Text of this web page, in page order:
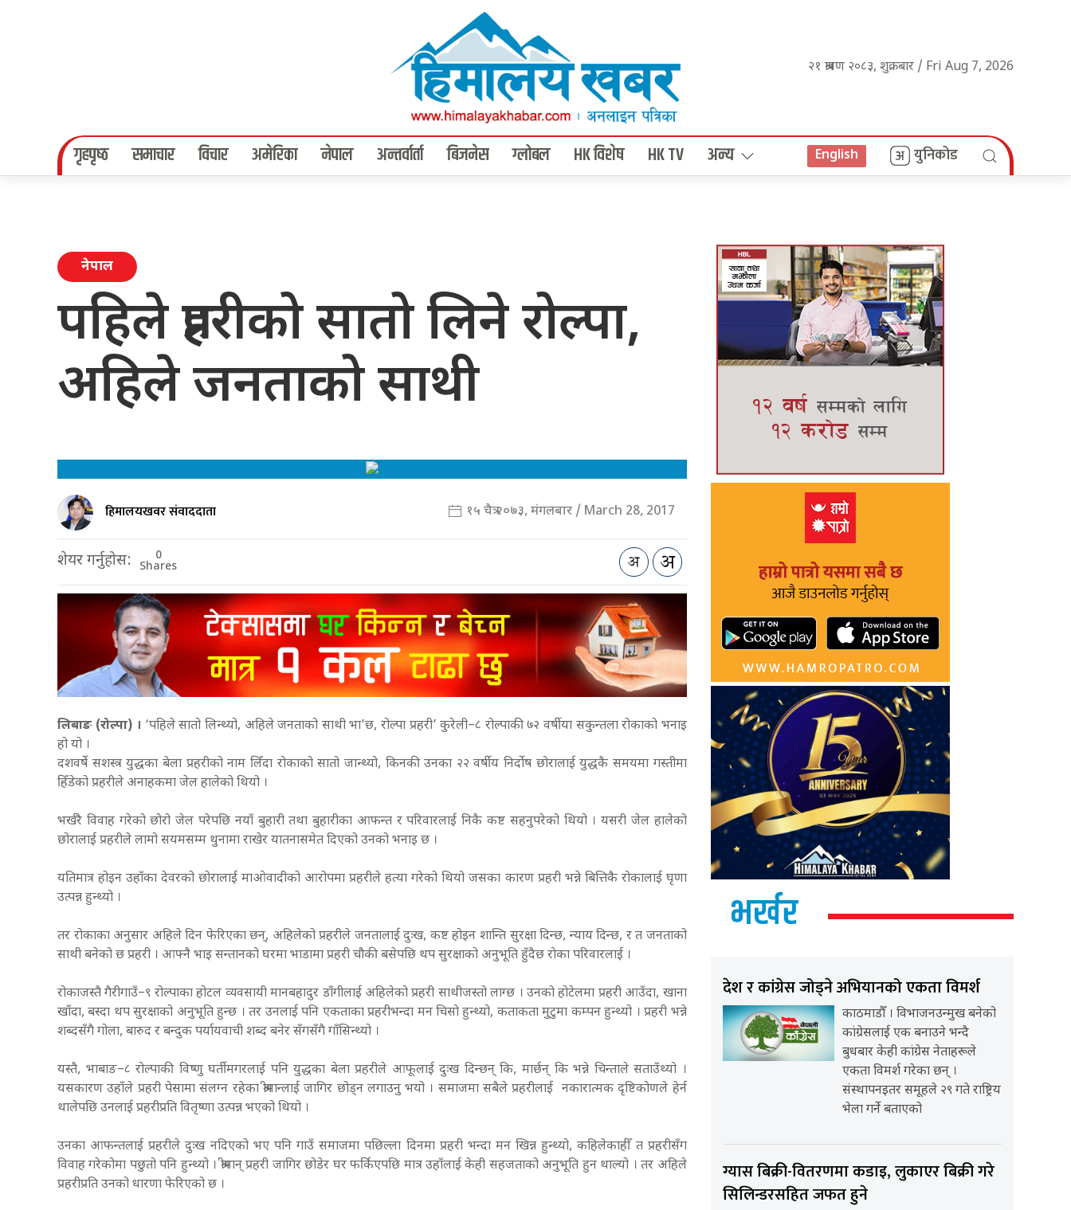
२१ श्रावण २०८३, शुक्रबार / Fri Aug 7, 2026
गृहपृष्‍ठ समाचार विचार अमेरिका नेपाल अन्तर्वार्ता बिजनेस ग्लोबल HK विशेष HK TV अन्य English युनिकोड
नेपाल
पहिले प्रहरीको सातो लिने रोल्पा,
अहिले जनताको साथी
हिमालयखवर संवाददाता १५ चैत्र २०७३, मंगलबार / March 28, 2017
शेयर गर्नुहोस: 0
Shares
लिबाङ (रोल्पा) । ‘पहिले सातो लिन्थ्यो, अहिले जनताको साथी भा’छ, रोल्पा प्रहरी’ कुरेली–८ रोल्पाकी ७२ वर्षीया सकुन्तला रोकाको भनाइ
हो यो ।
दशवर्षे सशस्त्र युद्धका बेला प्रहरीको नाम लिँदा रोकाको सातो जान्थ्यो, किनकी उनका २२ वर्षीय निर्दाेष छोरालाई युद्धकै समयमा गस्तीमा
हिँडेको प्रहरीले अनाहकमा जेल हालेको थियो ।
भर्खरै विवाह गरेको छोरो जेल परेपछि नयाँ बुहारी तथा बुहारीका आफन्त र परिवारलाई निकै कष्ट सहनुपरेको थियो । यसरी जेल हालेको
छोरालाई प्रहरीले लामो सयमसम्म थुनामा राखेर यातनासमेत दिएको उनको भनाइ छ ।
यतिमात्र होइन उहाँका देवरको छोरालाई माओवादीको आरोपमा प्रहरीले हत्या गरेको थियो जसका कारण प्रहरी भन्ने बित्तिकै रोकालाई घृणा
उत्पन्न हुन्थ्यो ।
तर रोकाका अनुसार अहिले दिन फेरिएका छन्, अहिलेको प्रहरीले जनतालाई दुःख, कष्ट होइन शान्ति सुरक्षा दिन्छ, न्याय दिन्छ, र त जनताको
साथी बनेको छ प्रहरी । आफ्नै भाइ सन्तानको घरमा भाडामा प्रहरी चौकी बसेपछि थप सुरक्षाको अनुभूति हुँदैछ रोका परिवारलाई ।
रोकाजस्तै गैरीगाउँ–९ रोल्पाका होटल व्यवसायी मानबहादुर डाँगीलाई अहिलेको प्रहरी साथीजस्तो लाग्छ । उनको होटेलमा प्रहरी आउँदा, खाना
खाँदा, बस्दा थप सुरक्षाको अनुभूति हुन्छ । तर उनलाई पनि एकताका प्रहरीभन्दा मन चिसो हुन्थ्यो, कताकता मुटुमा कम्पन हुन्थ्यो । प्रहरी भन्ने
शब्दसँगै गोला, बारुद र बन्दुक पर्यायवाची शब्द बनेर सँगसँगै गाँसिन्थ्यो ।
यस्तै, भाबाङ–८ रोल्पाकी विष्णु घर्तीमगरलाई पनि युद्धका बेला प्रहरीले आफूलाई दुःख दिन्छन् कि, मार्छन् कि भन्ने चिन्ताले सताउँथ्यो ।
यसकारण उहाँले प्रहरी पेसामा संलग्न रहेका श्रीमान्लाई जागिर छोड्न लगाउनु भयो । समाजमा सबैले प्रहरीलाई नकारात्मक दृष्टिकोणले हेर्न
थालेपछि उनलाई प्रहरीप्रति वितृष्णा उत्पन्न भएको थियो ।
उनका आफन्तलाई प्रहरीले दुःख नदिएको भए पनि गाउँ समाजमा पछिल्ला दिनमा प्रहरी भन्दा मन खिन्न हुन्थ्यो, कहिलेकाहीँ त प्रहरीसँग
विवाह गरेकोमा पछुतो पनि हुन्थ्यो । श्रीमान् प्रहरी जागिर छोडेर घर फर्किएपछि मात्र उहाँलाई केही सहजताको अनुभूति हुन थाल्यो । तर अहिले
प्रहरीप्रति उनको धारणा फेरिएको छ ।
भर्खर
देश र कांग्रेस जोड्ने अभियानको एकता विमर्श
काठमाडौँ । विभाजनउन्मुख बनेको
कांग्रेसलाई एक बनाउने भन्दै
बुधबार केही कांग्रेस नेताहरूले
एकता विमर्श गरेका छन् ।
संस्थापनइतर समूहले २९ गते राष्ट्रिय
भेला गर्ने बताएको
ग्यास बिक्री-वितरणमा कडाइ, लुकाएर बिक्री गरे
सिलिन्डरसहित जफत हुने